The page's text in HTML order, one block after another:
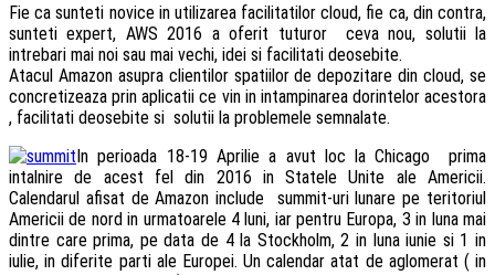
Fie ca sunteti novice in utilizarea facilitatilor cloud, fie ca, din contra,
sunteti expert, AWS 2016 a oferit tuturor ceva nou, solutii la
intrebari mai noi sau mai vechi, idei si facilitati deosebite.
Atacul Amazon asupra clientilor spatiilor de depozitare din cloud, se
concretizeaza prin aplicatii ce vin in intampinarea dorintelor acestora
, facilitati deosebite si solutii la problemele semnalate.
In perioada 18-19 Aprilie a avut loc la Chicago prima
intalnire de acest fel din 2016 in Statele Unite ale Americii.
Calendarul afisat de Amazon include summit-uri lunare pe teritoriul
Americii de nord in urmatoarele 4 luni, iar pentru Europa, 3 in luna mai
dintre care prima, pe data de 4 la Stockholm, 2 in luna iunie si 1 in
iulie, in diferite parti ale Europei. Un calendar atat de aglomerat ( in